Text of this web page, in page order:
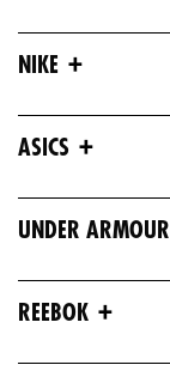
NIKE +
ASICS +
UNDER ARMOUR
REEBOK +